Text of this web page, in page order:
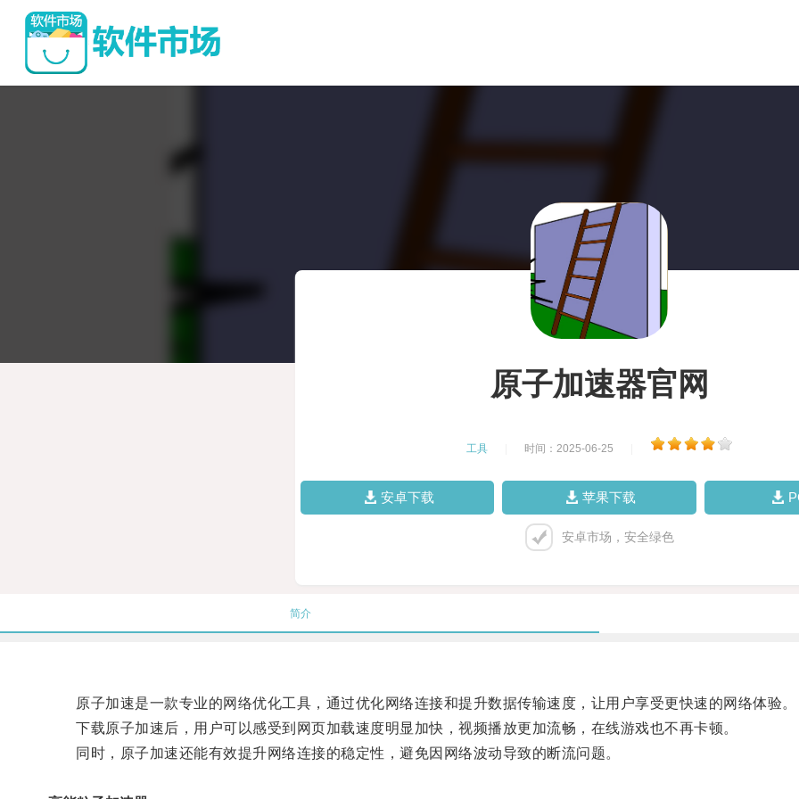
原子加速器官网
工具 时间：2025-06-25
安卓下载 苹果下载
安卓市场，安全绿色
简介
原子加速是一款专业的网络优化工具，通过优化网络连接和提升数据传输速度，让用户享受更快速的网络体验。
下载原子加速后，用户可以感受到网页加载速度明显加快，视频播放更加流畅，在线游戏也不再卡顿。
同时，原子加速还能有效提升网络连接的稳定性，避免因网络波动导致的断流问题。